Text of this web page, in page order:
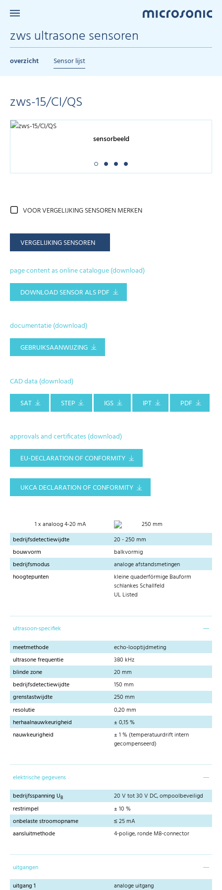
zws ultrasone sensoren
overzicht Sensor lijst
zws-15/CI/QS
sensorbeeld
VOOR VERGELIJKING SENSOREN MERKEN
VERGELIJKING SENSOREN
page content as online catalogue (download)
DOWNLOAD SENSOR ALS PDF
documentatie (download)
GEBRUIKSAANWIJZING
CAD data (download)
SAT
STEP IGS IPT PDF
approvals and certificates (download)
EU-DECLARATION OF CONFORMITY
UKCA DECLARATION OF CONFORMITY
1 x analoog 4-20 mA
250 mm
bedrijfsdetectiewijdte
20 - 250 mm
bouwvorm
balkvormig
bedrijfsmodus
analoge afstandsmetingen
hoogtepunten
kleine quaderförmige Bauform
schlankes Schallfeld
UL Listed
ultrasoon-specifiek
meetmethode
echo-looptijdmeting
ultrasone frequentie
380 kHz
blinde zone
20 mm
bedrijfsdetectiewijdte
150 mm
grenstastwijdte
250 mm
resolutie
0,20 mm
herhaalnauwkeurigheid
± 0,15 %
nauwkeurigheid
± 1 % (temperatuurdrift intern
gecompenseerd)
elektrische gegevens
bedrijfsspanning UB
20 V tot 30 V DC, ompoolbeveiligd
restrimpel
± 10 %
onbelaste stroomopname
≤ 25 mA
aansluitmethode
4-polige, ronde M8-connector
uitgangen
uitgang 1
analoge uitgang